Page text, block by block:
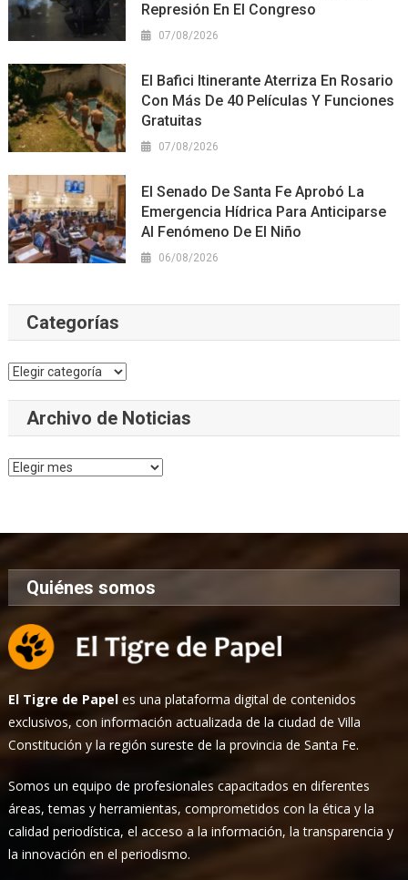
Represión En El Congreso
07/08/2026
El Bafici Itinerante Aterriza En Rosario
Con Más De 40 Películas Y Funciones
Gratuitas
07/08/2026
El Senado De Santa Fe Aprobó La
Emergencia Hídrica Para Anticiparse
Al Fenómeno De El Niño
06/08/2026
Categorías
Categorías
Archivo de Noticias
Archivo
Quiénes somos
El Tigre de Papel es una plataforma digital de contenidos
exclusivos, con información actualizada de la ciudad de Villa
Constitución y la región sureste de la provincia de Santa Fe.
Somos un equipo de profesionales capacitados en diferentes
áreas, temas y herramientas, comprometidos con la ética y la
calidad periodística, el acceso a la información, la transparencia y
la innovación en el periodismo.